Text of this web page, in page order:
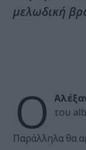
μελωδική
Ο
του
Παράλληλα θα